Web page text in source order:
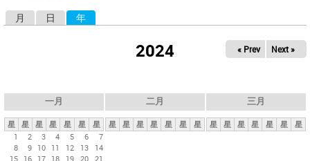
月 日 年
2024 « Prev Next »
一月
星 星 星 星 星 星
星
1
2 3 4 5 6
7
8
9 10 11 12 13
14
15 16 17 18 19 20 21
二月
星 星 星 星 星 星 星
三月
星 星 星 星 星 星 星